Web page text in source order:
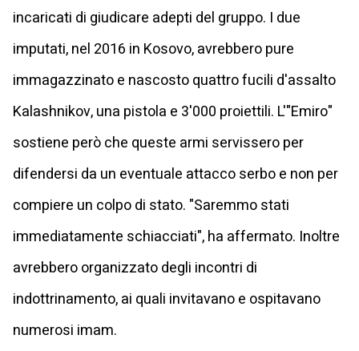
incaricati di giudicare adepti del gruppo. I due
imputati, nel 2016 in Kosovo, avrebbero pure
immagazzinato e nascosto quattro fucili d'assalto
Kalashnikov, una pistola e 3'000 proiettili. L'"Emiro"
sostiene però che queste armi servissero per
difendersi da un eventuale attacco serbo e non per
compiere un colpo di stato. "Saremmo stati
immediatamente schiacciati", ha affermato. Inoltre
avrebbero organizzato degli incontri di
indottrinamento, ai quali invitavano e ospitavano
numerosi imam.